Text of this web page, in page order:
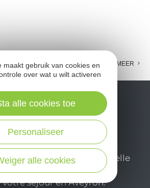
MESSENGER FACEBOOK MEER
notre newsletter mensuelle
inspirer pour profiter
séjour en Aveyron.
maakt gebruik van cookies en
over wat u wilt activeren
alle cookies
Personaliseer
alle cookies toe